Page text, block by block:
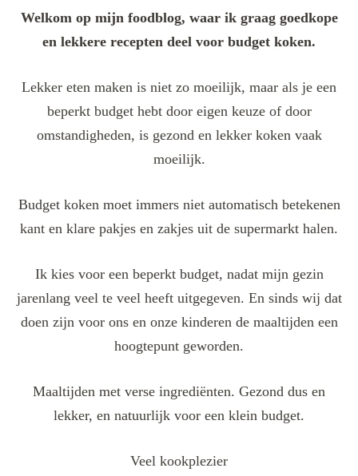
Welkom op mijn foodblog, waar ik graag goedkope
en lekkere recepten deel voor budget koken.
Lekker eten maken is niet zo moeilijk, maar als je een
beperkt budget hebt door eigen keuze of door
omstandigheden, is gezond en lekker koken vaak
moeilijk.
Budget koken moet immers niet automatisch betekenen
kant en klare pakjes en zakjes uit de supermarkt halen.
Ik kies voor een beperkt budget, nadat mijn gezin
jarenlang veel te veel heeft uitgegeven. En sinds wij dat
doen zijn voor ons en onze kinderen de maaltijden een
hoogtepunt geworden.
Maaltijden met verse ingrediënten. Gezond dus en
lekker, en natuurlijk voor een klein budget.
Veel kookplezier